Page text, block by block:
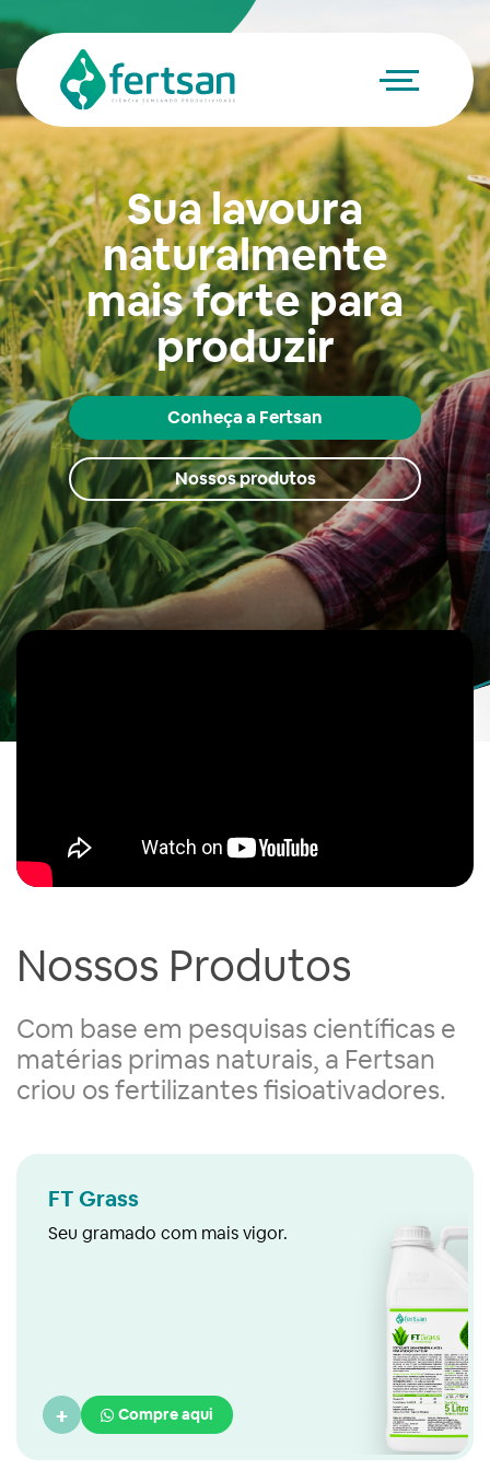
Sua lavoura
naturalmente
mais forte para
produzir
Conheça a Fertsan
Nossos produtos
Nossos Produtos
Com base em pesquisas científicas e
matérias primas naturais, a Fertsan
criou os fertilizantes fisioativadores.
FT Grass
Seu gramado com mais vigor.
+ Compre aqui